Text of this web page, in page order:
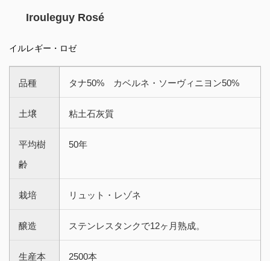
Irouleguy Rosé
イルレギー・ロゼ
品種 タナ50% カベルネ・ソーヴィニヨン50%
土壌 粘土石灰質
平均樹
齢
50年
栽培 リュット・レゾネ
醸造 ステンレスタンクで12ヶ月熟成。
生産本 2500本